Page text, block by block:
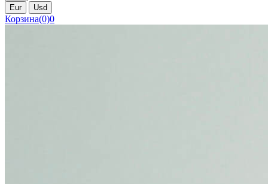
Eur
Usd
Корзина(0)0